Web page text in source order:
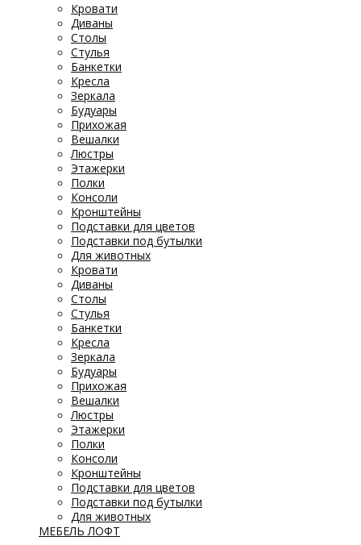
Кровати
Диваны
Столы
Стулья
Банкетки
Кресла
Зеркала
Будуары
Прихожая
Вешалки
Люстры
Этажерки
Полки
Консоли
Кронштейны
Подставки для цветов
Подставки под бутылки
Для животных
Кровати
Диваны
Столы
Стулья
Банкетки
Кресла
Зеркала
Будуары
Прихожая
Вешалки
Люстры
Этажерки
Полки
Консоли
Кронштейны
Подставки для цветов
Подставки под бутылки
Для животных
МЕБЕЛЬ ЛОФТ